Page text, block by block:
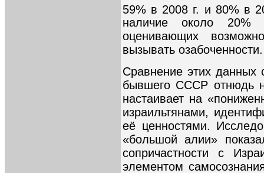
59% в 2008 г. и 80% в
наличие около 20%
оценивающих
вызывать озабоченности.
Сравнение этих данных
бывшего СССР отнюдь
настаивает на
израильтянами,
её ценностями.
«большой алии»
сопричастности с
элементом